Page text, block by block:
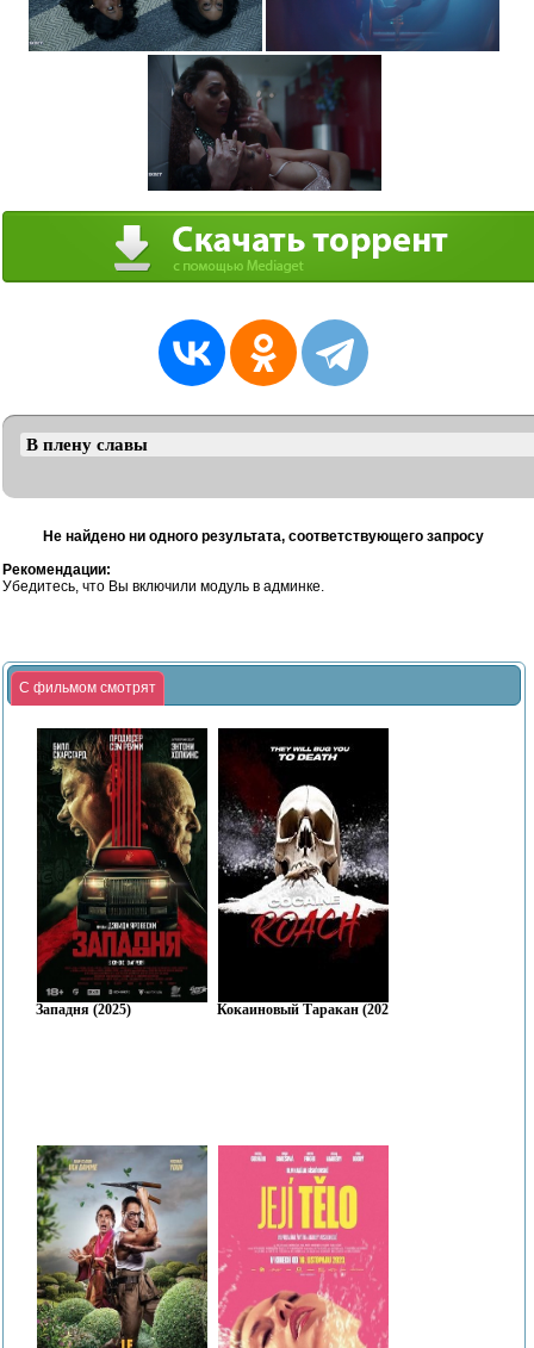
Не найдено ни одного результата, соответствующего запросу
Рекомендации:
Убедитесь, что Вы включили модуль в админке.
С фильмом смотрят
Западня (2025) Кокаиновый Таракан (2025)